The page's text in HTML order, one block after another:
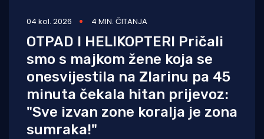
04 kol. 2026 4 MIN. ČITANJA
OTPAD I HELIKOPTERI Pričali
smo s majkom žene koja se
onesvijestila na Zlarinu pa 45
minuta čekala hitan prijevoz:
"Sve izvan zone koralja je zona
sumraka!"